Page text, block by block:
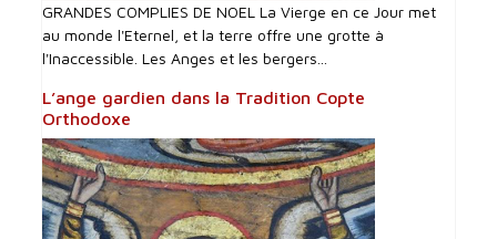
GRANDES COMPLIES DE NOEL La Vierge en ce Jour met
au monde l'Eternel, et la terre offre une grotte à
l'Inaccessible. Les Anges et les bergers...
L’ange gardien dans la Tradition Copte
Orthodoxe